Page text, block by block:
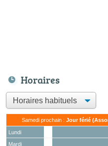
Horaires
Samedi prochain : Jour férié
Lundi
Mardi